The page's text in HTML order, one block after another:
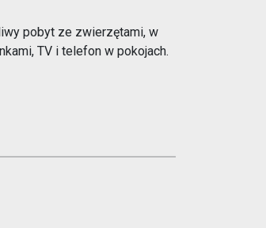
pobyt ze zwierzętami, w
TV i telefon w pokojach.